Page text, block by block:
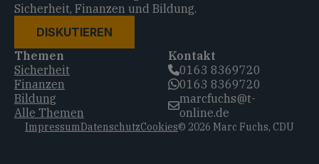
Sicherheit, Finanzen und Bildung.
DISKUTIEREN
Themen
Sicherheit
Finanzen
Bildung
Alle Themen
Kontakt
0163 8369720‬
0163 8369720‬
marcfuchs@t-
online.de
ImpressumDatenschutzCookies© 2026 Marc Fuchs, CDU